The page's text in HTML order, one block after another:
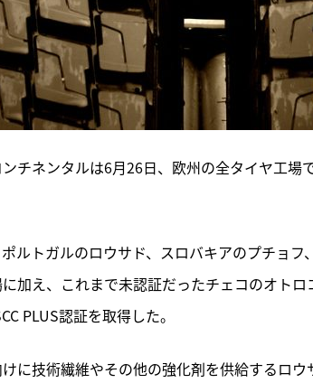
チネンタルは6月26日、欧州の全タイヤ工場
ポルトガルのロウサド、スロバキアのプチョ
加え、これまで未認証だったチェコのオト
PLUS認証を取得した。
に技術繊維やその他の強化剤を供給するロ